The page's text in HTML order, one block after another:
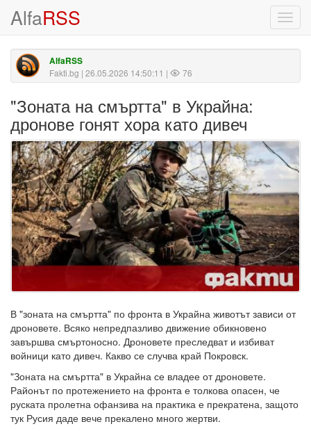
AlfaRSS
AlfaRSS
Fakti.bg | 26.05.2026 14:50:11 | 76
"Зоната на смъртта" в Украйна:
дронове гонят хора като дивеч
В "зоната на смъртта" по фронта в Украйна животът зависи от
дроновете. Всяко непредпазливо движение обикновено
завършва смъртоносно. Дроновете преследват и избиват
войници като дивеч. Какво се случва край Покровск.
"Зоната на смъртта" в Украйна се владее от дроновете.
Районът по протежението на фронта е толкова опасен, че
руската пролетна офанзива на практика е прекратена, защото
тук Русия даде вече прекалено много жертви.